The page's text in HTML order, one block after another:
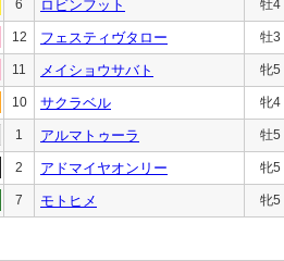
6 ロビンフット 牡4
12 フェスティヴタロー 牡3
11 メイショウサバト 牝5
10 サクラベル 牝4
1 アルマトゥーラ 牡5
2 アドマイヤオンリー 牝5
7 モトヒメ 牝5